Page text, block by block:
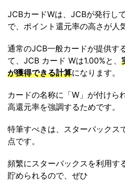
JCBカードWは、JCBが発行し
で、ポイント還元率の高さが人
通常のJCB一般カードが提供す
て、JCB カード Wは1.00%と、
が獲得できる計算になります。
カードの名称に「W」が付けら
高還元率を強調するためです。
特筆すべきは、スターバックス
点です。
頻繁にスターバックスを利用す
貯められるので、ぜひ